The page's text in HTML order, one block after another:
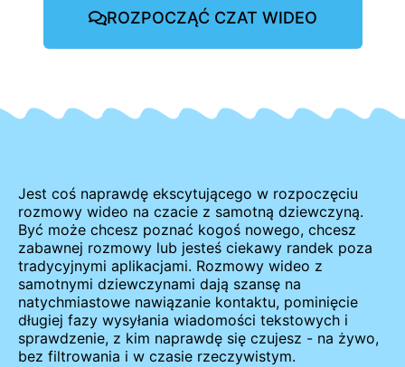
ROZPOCZĄĆ CZAT WIDEO
Jest coś naprawdę ekscytującego w rozpoczęciu
rozmowy wideo na czacie z samotną dziewczyną.
Być może chcesz poznać kogoś nowego, chcesz
zabawnej rozmowy lub jesteś ciekawy randek poza
tradycyjnymi aplikacjami. Rozmowy wideo z
samotnymi dziewczynami dają szansę na
natychmiastowe nawiązanie kontaktu, pominięcie
długiej fazy wysyłania wiadomości tekstowych i
sprawdzenie, z kim naprawdę się czujesz - na żywo,
bez filtrowania i w czasie rzeczywistym.